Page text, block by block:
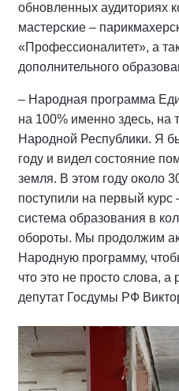
обновленных аудиториях
мастерские –
«Профессионалитет», а
дополнительного
– Народная программа
на 100% именно здесь, на
Народной Республики. Я
году и видел состояние
земля. В этом году около
поступили на первый курс
система образования в
обороты. Мы продолжим
Народную программу,
что это не просто слова,
депутат Госдумы РФ